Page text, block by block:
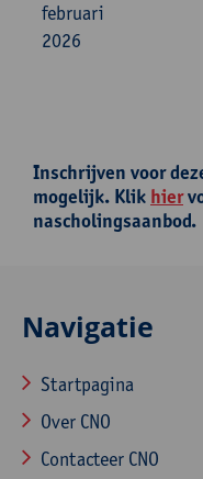
februari
2026
Inschrijven voor
mogelijk. Klik hier
nascholingsaanbod.
Navigatie
Startpagina
Over CNO
Contacteer CNO